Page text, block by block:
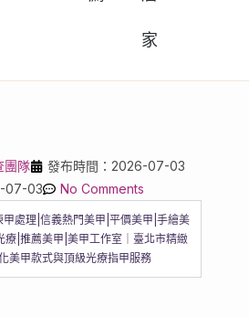
家
團隊
發布時間：2026-07-03
07-03
No Comments
處理|信義熱門美甲|平價美甲|手繪美
療|推薦美甲|美甲工作室｜臺北市精緻
美甲款式與頂級光療指甲服務